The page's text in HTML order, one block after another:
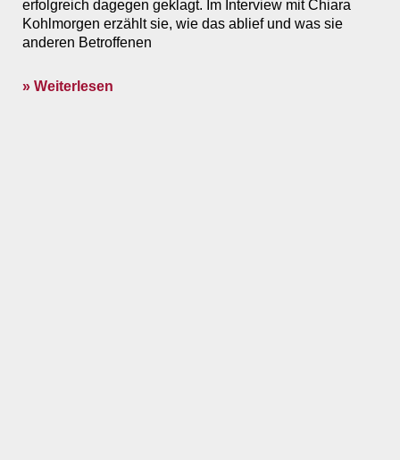
erfolgreich dagegen geklagt. Im Interview mit Chiara
Kohlmorgen erzählt sie, wie das ablief und was sie
anderen Betroffenen
» Weiterlesen